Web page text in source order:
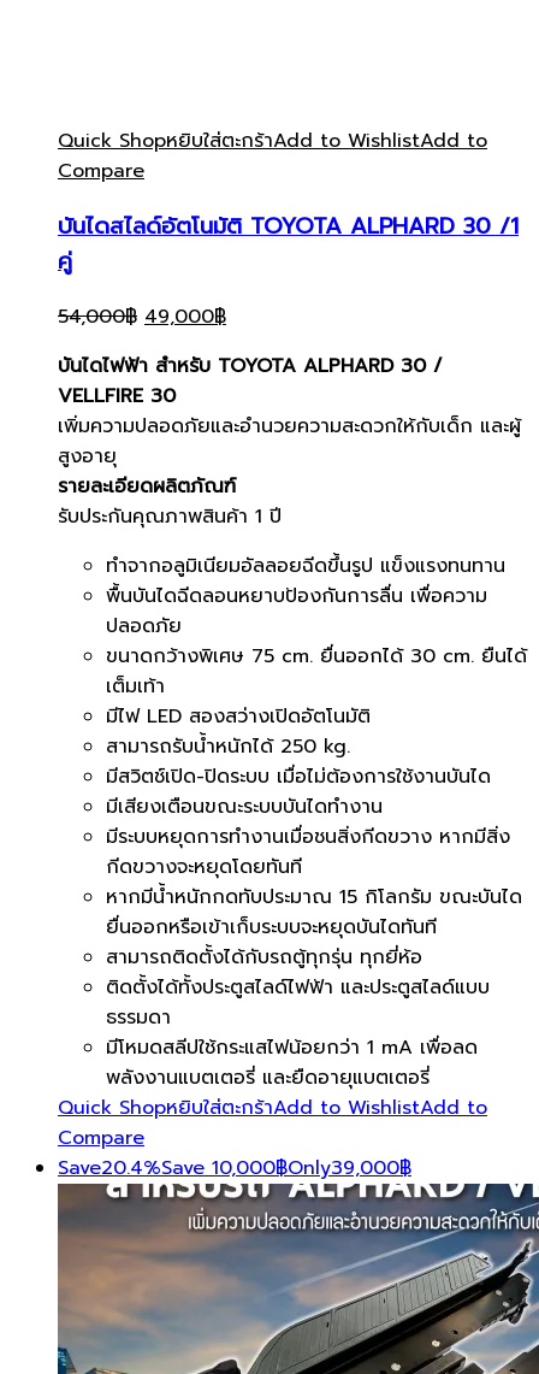
Quick Shopหยิบใส่ตะกร้าAdd to WishlistAdd to
Compare
บันไดสไลด์อัตโนมัติ TOYOTA ALPHARD 30 /1
คู่
54,000฿ Original
was:
54,000฿.
49,000฿Current
is:
บันไดไฟฟ้า สำหรับ TOYOTA ALPHARD 30 /
VELLFIRE 30
เพิ่มความปลอดภัยและอำนวยความสะดวกให้กับเด็ก และผู้
สูงอายุ
รายละเอียดผลิตภัณฑ์
รับประกันคุณภาพสินค้า 1 ปี
ทำจากอลูมิเนียมอัลลอยฉีดขึ้นรูป แข็งแรงทนทาน
พื้นบันไดฉีดลอนหยาบป้องกันการลื่น เพื่อความ
ปลอดภัย
ขนาดกว้างพิเศษ 75 cm. ยื่นออกได้ 30 cm. ยืนได้
เต็มเท้า
มีไฟ LED สองสว่างเปิดอัตโนมัติ
สามารถรับน้ำหนักได้ 250 kg.
มีสวิตช์เปิด-ปิดระบบ เมื่อไม่ต้องการใช้งานบันได
มีเสียงเตือนขณะระบบบันไดทำงาน
มีระบบหยุดการทำงานเมื่อชนสิ่งกีดขวาง หากมีสิ่ง
กีดขวางจะหยุดโดยทันที
หากมีน้ำหนักกดทับประมาณ 15 กิโลกรัม ขณะบันได
ยื่นออกหรือเข้าเก็บระบบจะหยุดบันไดทันที
สามารถติดตั้งได้กับรถตู้ทุกรุ่น ทุกยี่ห้อ
ติดตั้งได้ทั้งประตูสไลด์ไฟฟ้า และประตูสไลด์แบบ
ธรรมดา
มีโหมดสลีปใช้กระแสไฟน้อยกว่า 1 mA เพื่อลด
พลังงานแบตเตอรี่ และยืดอายุแบตเตอรี่
Quick Shopหยิบใส่ตะกร้าAdd to WishlistAdd to
Compare
Save20.4%Save 10,000฿Only39,000฿